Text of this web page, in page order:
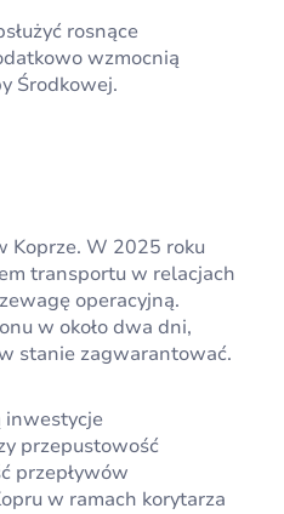
rosnące
wzmocnią
Środkowej.
Koprze. W 2025 roku
transportu w relacjach
operacyjną.
w około dwa dni,
stanie zagwarantować.
inwestycje
przepustowość
przepływów
w ramach korytarza